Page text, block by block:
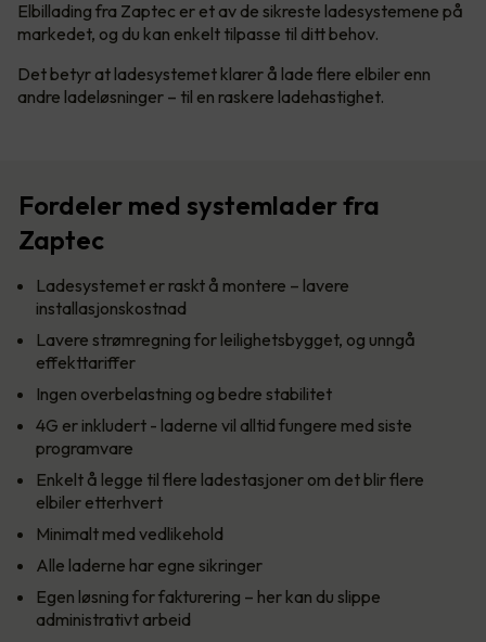
Elbillading fra Zaptec er et av de sikreste ladesystemene på
markedet, og du kan enkelt tilpasse til ditt behov.
Det betyr at ladesystemet klarer å lade flere elbiler enn
andre ladeløsninger – til en raskere ladehastighet.
Fordeler med systemlader fra
Zaptec
Ladesystemet er raskt å montere – lavere
installasjonskostnad
Lavere strømregning for leilighetsbygget, og unngå
effekttariffer
Ingen overbelastning og bedre stabilitet
4G er inkludert - laderne vil alltid fungere med siste
programvare
Enkelt å legge til flere ladestasjoner om det blir flere
elbiler etterhvert
Minimalt med vedlikehold
Alle laderne har egne sikringer
Egen løsning for fakturering – her kan du slippe
administrativt arbeid